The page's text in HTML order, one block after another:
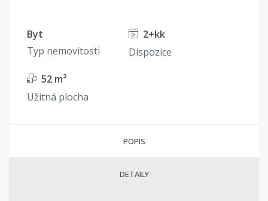
Byt
Typ nemovitosti
2+kk
Dispozice
52 m²
Užitná plocha
POPIS
DETAILY